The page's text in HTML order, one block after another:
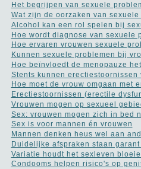
Het begrijpen van sexuele
Wat zijn de oorzaken van
Alcohol kan een rol spelen bij
Hoe wordt diagnose van sexuele
Hoe ervaren vrouwen sexuele
Kunnen sexuele problemen bij
Hoe beïnvloedt de menopauze
Stents kunnen
Hoe moet de vrouw omgaan met
Erectiestoornissen (erectile
Vrouwen mogen op sexueel
Sex: vrouwen mogen zich in bed
Sex is voor mannen én vrouwen
Mannen denken heus wel aan
Duidelijke afspraken staan
Variatie houdt het sexleven
Condooms helpen risico's op